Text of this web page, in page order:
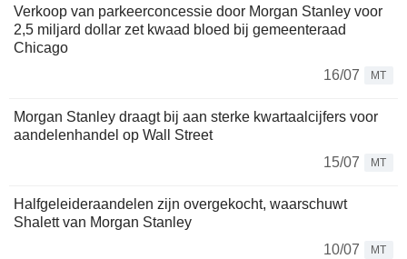
Verkoop van parkeerconcessie door Morgan Stanley voor
2,5 miljard dollar zet kwaad bloed bij gemeenteraad
Chicago
16/07
MT
Morgan Stanley draagt bij aan sterke kwartaalcijfers voor
aandelenhandel op Wall Street
15/07
MT
Halfgeleideraandelen zijn overgekocht, waarschuwt
Shalett van Morgan Stanley
10/07
MT